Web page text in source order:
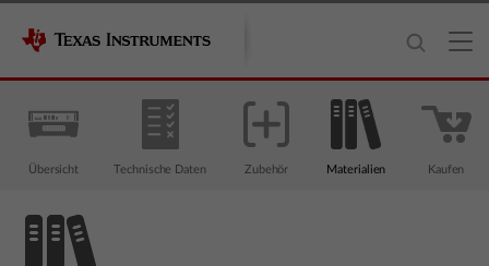
Übersicht Technische Daten Zubehör Materialien Kaufen